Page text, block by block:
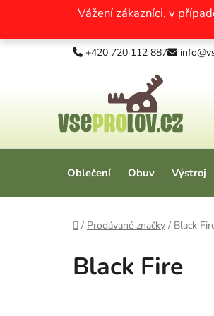
Přejít na obsah
Vážení zákazníci, v
+420 720 112 887
Oblečení Obuv Výstroj
Domů
/ Prodávané značky / Black
Black Fire